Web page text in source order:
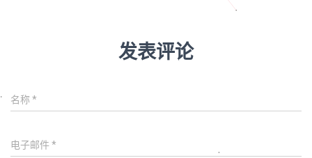
发表评论
名称 *
电子邮件*